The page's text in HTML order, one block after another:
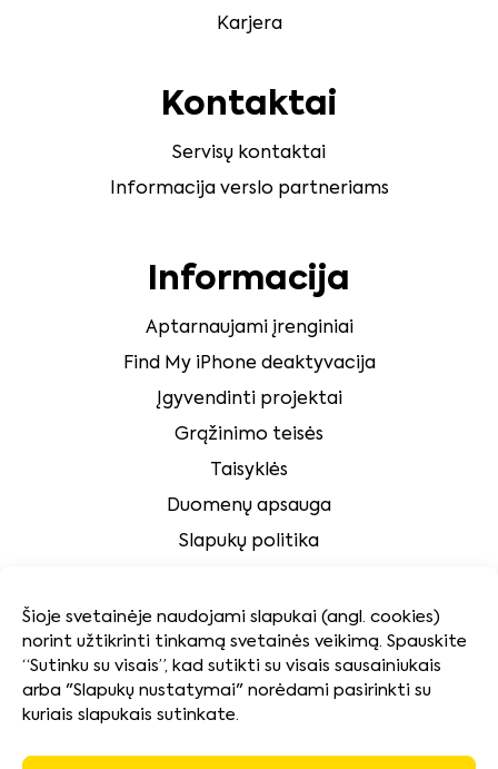
Šioje svetainėje naudojami slapukai (angl. cookies)
norint užtikrinti tinkamą svetainės veikimą. Spauskite
“Sutinku su visais”, kad sutikti su visais sausainiukais
arba "Slapukų nustatymai" norėdami pasirinkti su
kuriais slapukais sutinkate.
Karjera
Kontaktai
Servisų kontaktai
Informacija verslo partneriams
Informacija
Aptarnaujami įrenginiai
Find My iPhone deaktyvacija
Įgyvendinti projektai
Grąžinimo teisės
Taisyklės
Duomenų apsauga
Slapukų politika
Tvarumas
Kokybės ir aplinkosaugos politika
Naudotų baterijų surinkimas ir pakuočių atliekų